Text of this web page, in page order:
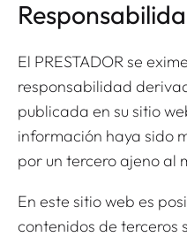
El PRESTADOR se
responsabilidad
publicada en su sitio
información haya sido
por un tercero ajeno al
En este sitio web es
contenidos de terceros